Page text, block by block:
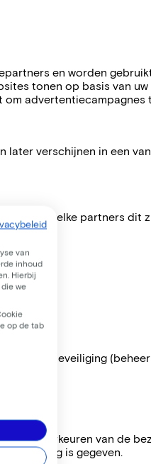
en worden
tonen op basis van
later verschijnen in een
je lezen welke partners dit
website-beveiliging
van de
is gegeven.
van
inhoud
Hierbij
we
op de tab